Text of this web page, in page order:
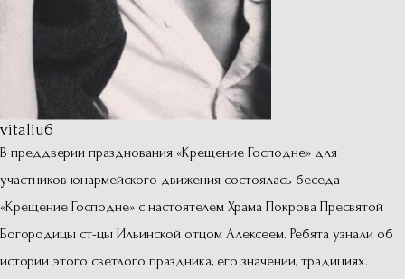
vitaliu6
В преддверии празднования «Крещение Господне» для
участников юнармейского движения состоялась беседа
«Крещение Господне» с настоятелем Храма Покрова Пресвятой
Богородицы ст-цы Ильинской отцом Алексеем. Ребята узнали об
истории этого светлого праздника, его значении, традициях.